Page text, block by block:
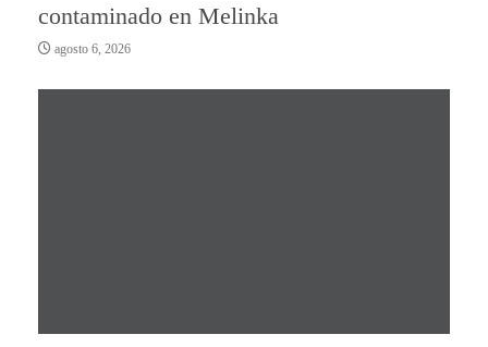
contaminado en Melinka
agosto 6, 2026